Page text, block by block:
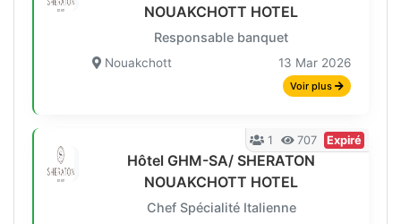
NOUAKCHOTT HOTEL
Responsable banquet
Nouakchott 13 Mar 2026
Voir plus
Hôtel GHM-SA/ SHERATON
NOUAKCHOTT HOTEL
Chef Spécialité Italienne
1 707 Expiré